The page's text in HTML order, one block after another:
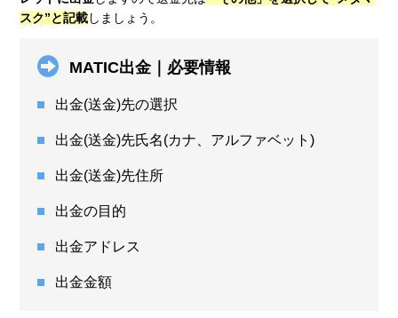
スク”と記載しましょう。
MATIC出金｜必要情報
出金(送金)先の選択
出金(送金)先氏名(カナ、アルファベット)
出金(送金)先住所
出金の目的
出金アドレス
出金金額